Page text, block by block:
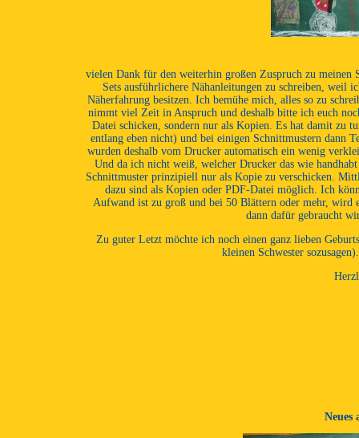
vielen Dank für den weiterhin großen Zuspruch zu
Sets ausführlichere Nähanleitungen zu schreiben, weil
Näherfahrung besitzen. Ich bemühe mich, alles so zu
nimmt viel Zeit in Anspruch und deshalb bitte ich euch
Datei schicken, sondern nur als Kopien. Es hat damit zu
entlang eben nicht) und bei einigen Schnittmustern dann
wurden deshalb vom Drucker automatisch ein wenig
Und da ich nicht weiß, welcher Drucker das wie
Schnittmuster prinzipiell nur als Kopie zu verschicken.
dazu sind als Kopien oder PDF-Datei möglich. Ich
Aufwand ist zu groß und bei 50 Blättern oder mehr, wird
dann dafür gebraucht
Zu guter Letzt möchte ich noch einen ganz lieben
kleinen Schwester
Neues